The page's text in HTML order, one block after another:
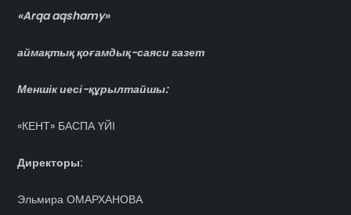
«Arqa aqshamy»
аймақтық қоғамдық-саяси газет
Меншік иесі-құрылтайшы:
«КЕНТ» БАСПА ҮЙІ
Директоры:
Эльмира ОМАРХАНОВА